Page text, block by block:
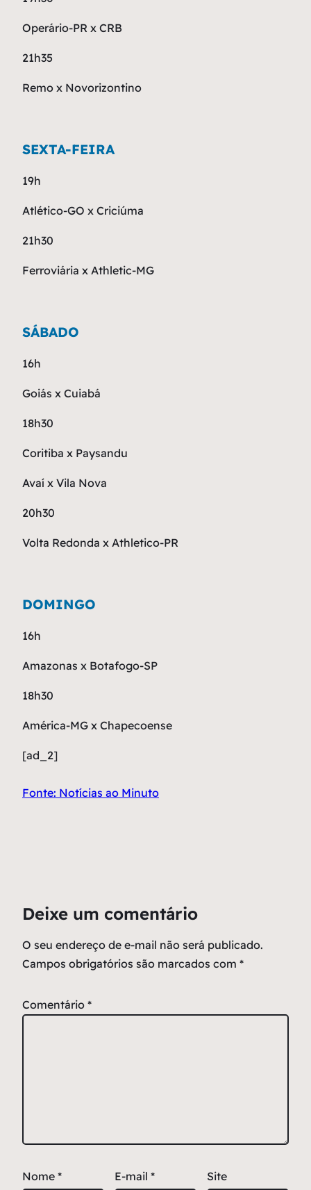
Operário-PR x CRB
21h35
Remo x Novorizontino
SEXTA-FEIRA
19h
Atlético-GO x Criciúma
21h30
Ferroviária x Athletic-MG
SÁBADO
16h
Goiás x Cuiabá
18h30
Coritiba x Paysandu
Avaí x Vila Nova
20h30
Volta Redonda x Athletico-PR
DOMINGO
16h
Amazonas x Botafogo-SP
18h30
América-MG x Chapecoense
[ad_2]
Fonte: Notícias ao Minuto
Deixe um comentário
O seu endereço de e-mail não será publicado.
Campos obrigatórios são marcados com *
Comentário *
Nome * E-mail * Site